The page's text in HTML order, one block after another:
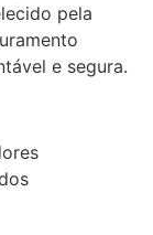
pela
e segura.